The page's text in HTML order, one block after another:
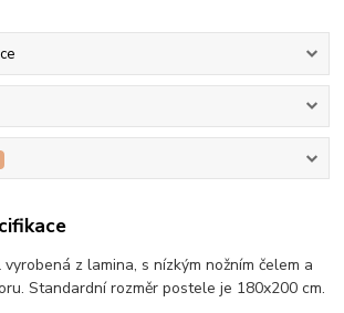
z lamina, s nízkým nožním čelem a
Standardní rozměr postele je 180x200 cm.